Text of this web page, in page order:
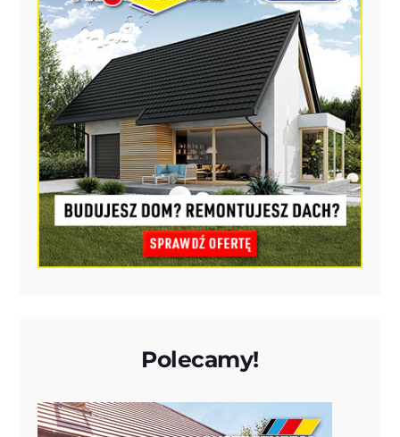
Polecamy!